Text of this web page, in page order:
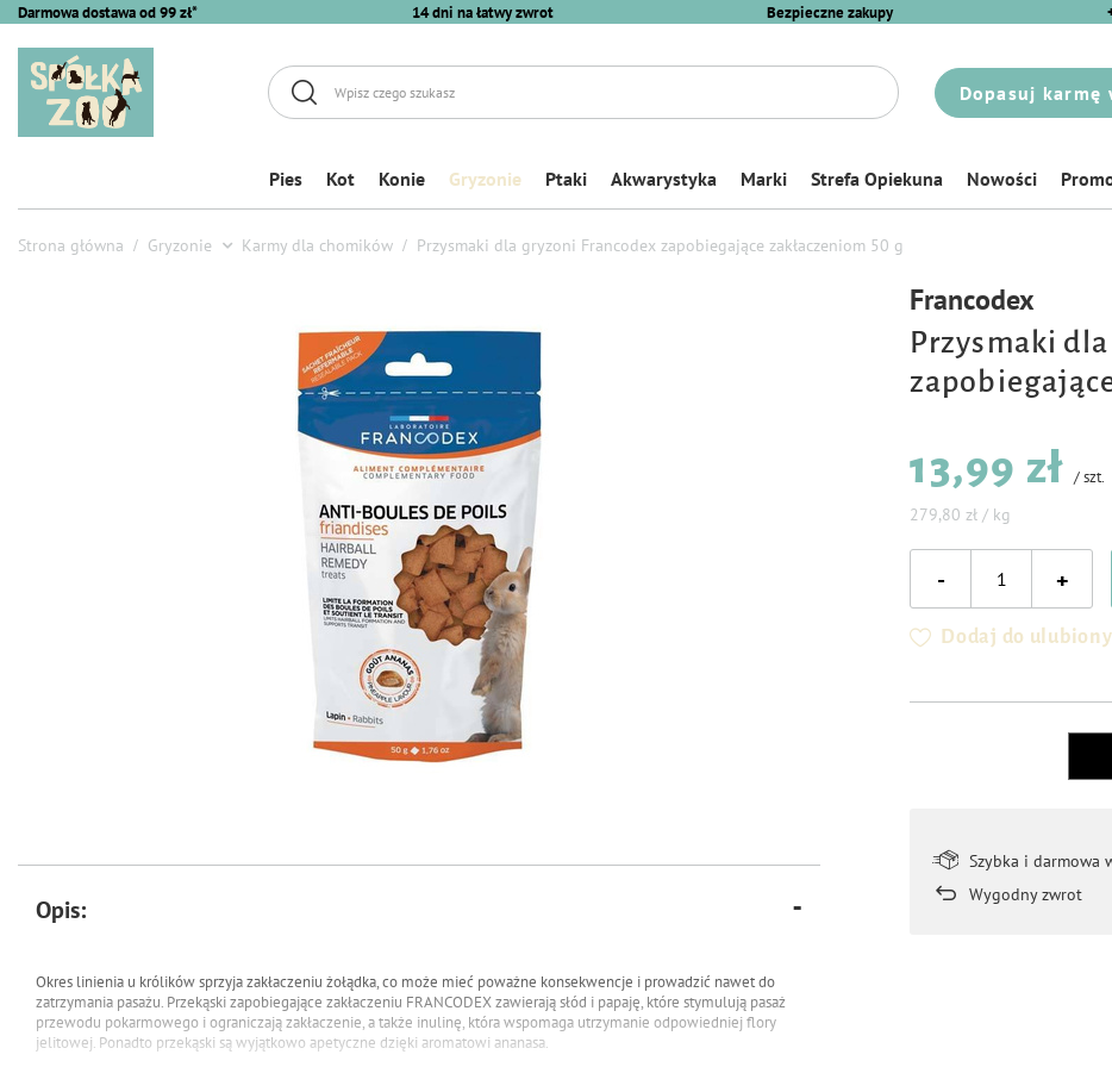
Darmowa dostawa od 99 zł* 14 dni na łatwy zwrot Bezpieczne zakupy
Dopasuj
Pies Kot Konie Gryzonie Ptaki Akwarystyka Marki Strefa Opiekuna Nowości
Strona główna Gryzonie Karmy dla chomików Przysmaki dla gryzoni Francodex zapobiegające zakłaczeniom 50 g
Francodex
Przysmaki
13,99 zł /szt.
279,80 zł / kg
- +
Dodaj do
Szybka i darmowa
Wygodny zwrot
Opis:
Okres linienia u królików sprzyja zakłaczeniu żołądka, co może mieć poważne konsekwencje i prowadzić nawet do
zatrzymania pasażu. Przekąski zapobiegające zakłaczeniu FRANCODEX zawierają słód i papaję, które stymulują pasaż
przewodu pokarmowego i ograniczają zakłaczenie, a także inulinę, która wspomaga utrzymanie odpowiedniej flory
jelitowej. Ponadto przekąski są wyjątkowo apetyczne dzięki aromatowi ananasa.